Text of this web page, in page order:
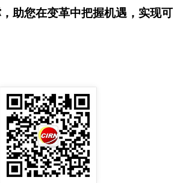
助您在变革中把握机遇，实现可